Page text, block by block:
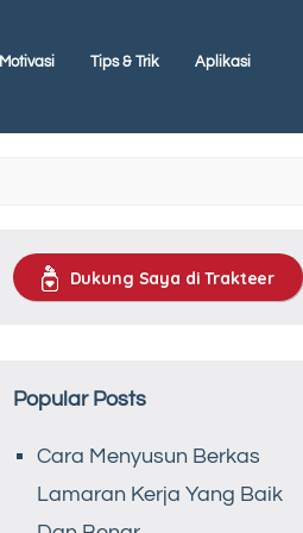
Motivasi Tips & Trik Aplikasi
Dukung Saya di Trakteer
Popular Posts
Cara Menyusun Berkas
Lamaran Kerja Yang Baik